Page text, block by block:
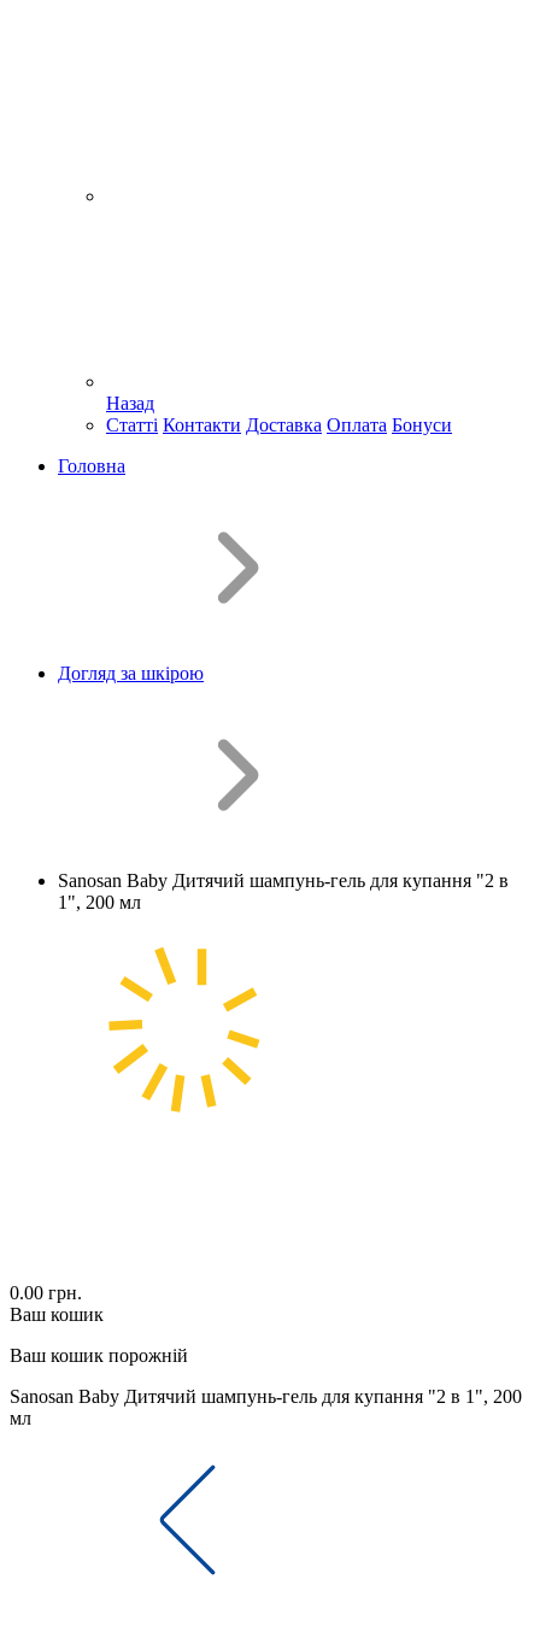
Назад
Статті Контакти Доставка Оплата Бонуси
Головна
Догляд за шкірою
Sanosan Baby Дитячий шампунь-гель для купання "2 в
1", 200 мл
0.00 грн.
Ваш кошик
Ваш кошик порожній
Sanosan Baby Дитячий шампунь-гель для купання "2 в 1", 200
мл